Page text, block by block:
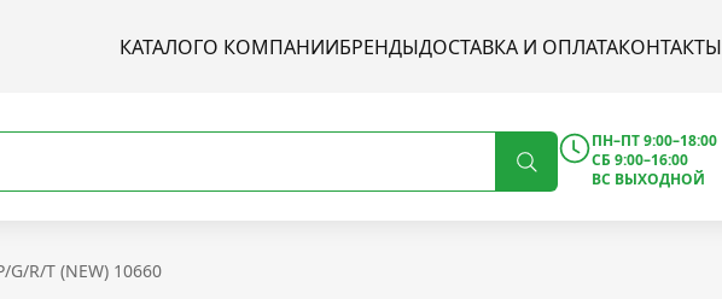
КАТАЛОГО КОМПАНИИБРЕНДЫДОСТАВКА И ОПЛАТАКОНТАКТЫ
ПН–ПТ 9:00–18:00
СБ 9:00–16:00
ВС ВЫХОДНОЙ
R/T (NEW) 10660